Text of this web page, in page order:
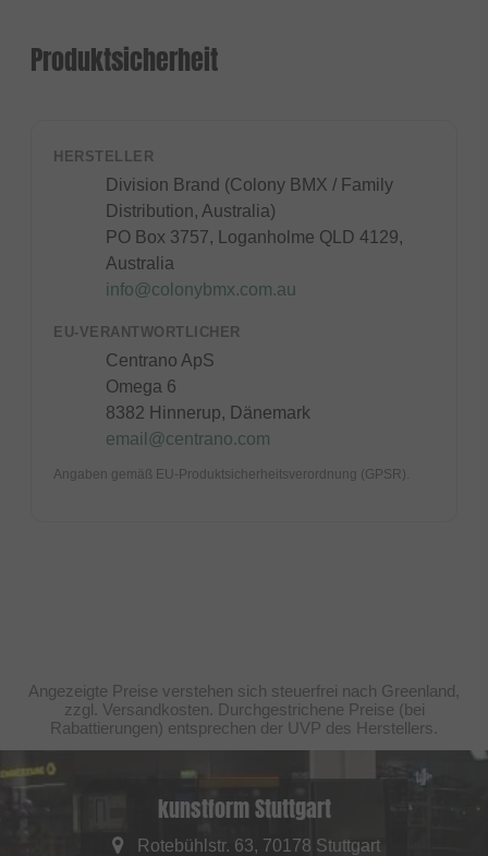
Produktsicherheit
HERSTELLER
Division Brand (Colony BMX / Family
Distribution, Australia)
PO Box 3757, Loganholme QLD 4129,
Australia
info@colonybmx.com.au
EU-VERANTWORTLICHER
Centrano ApS
Omega 6
8382 Hinnerup, Dänemark
email@centrano.com
Angaben gemäß EU-Produktsicherheitsverordnung (GPSR).
Angezeigte Preise verstehen sich steuerfrei nach Greenland,
zzgl. Versandkosten. Durchgestrichene Preise (bei
Rabattierungen) entsprechen der UVP des Herstellers.
kunstform Stuttgart
Rotebühlstr. 63, 70178 Stuttgart